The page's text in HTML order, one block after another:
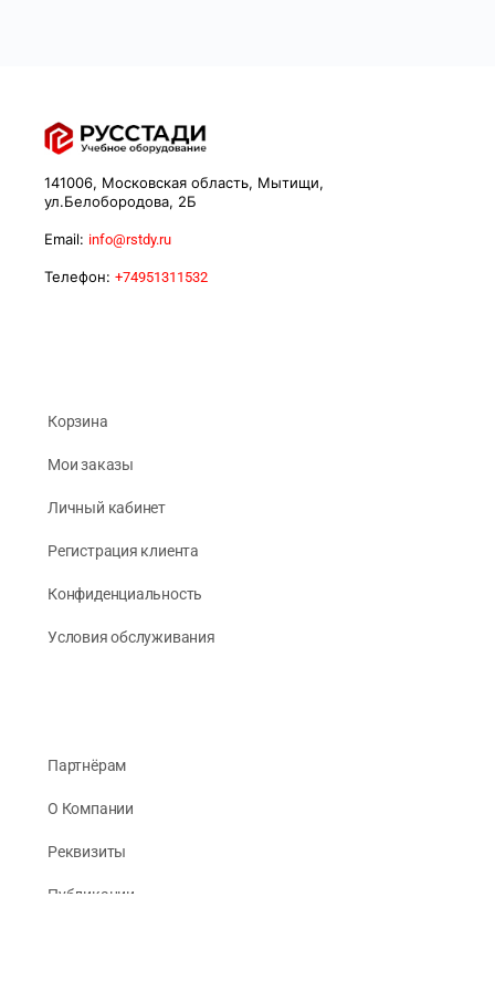
141006, Московская область, Мытищи,
ул.Белобородова, 2Б
Email: info@rstdy.ru
Телефон: +74951311532
Корзина
Мои заказы
Личный кабинет
Регистрация клиента
Конфиденциальность
Условия обслуживания
Партнёрам
О Компании
Реквизиты
Публикации